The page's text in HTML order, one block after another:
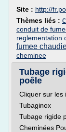
Site : http://
Thèmes liés :
conduit de
reglementation
fumee
cheminee
Tubage
poêle
Cliquer sur les
Tubaginox
Tubage rigide
Cheminées